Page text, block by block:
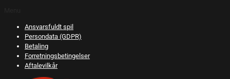
Ansvarsfuldt spil
Persondata (GDPR)
Betaling
Forretningsbetingelser
Aftalevilkår